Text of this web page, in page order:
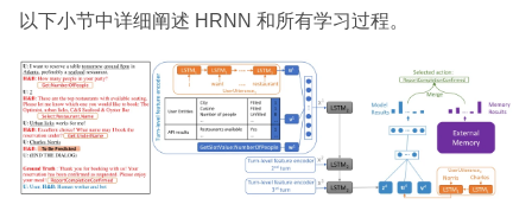
以下小节中详细阐述 HRNN 和所有学习过程。